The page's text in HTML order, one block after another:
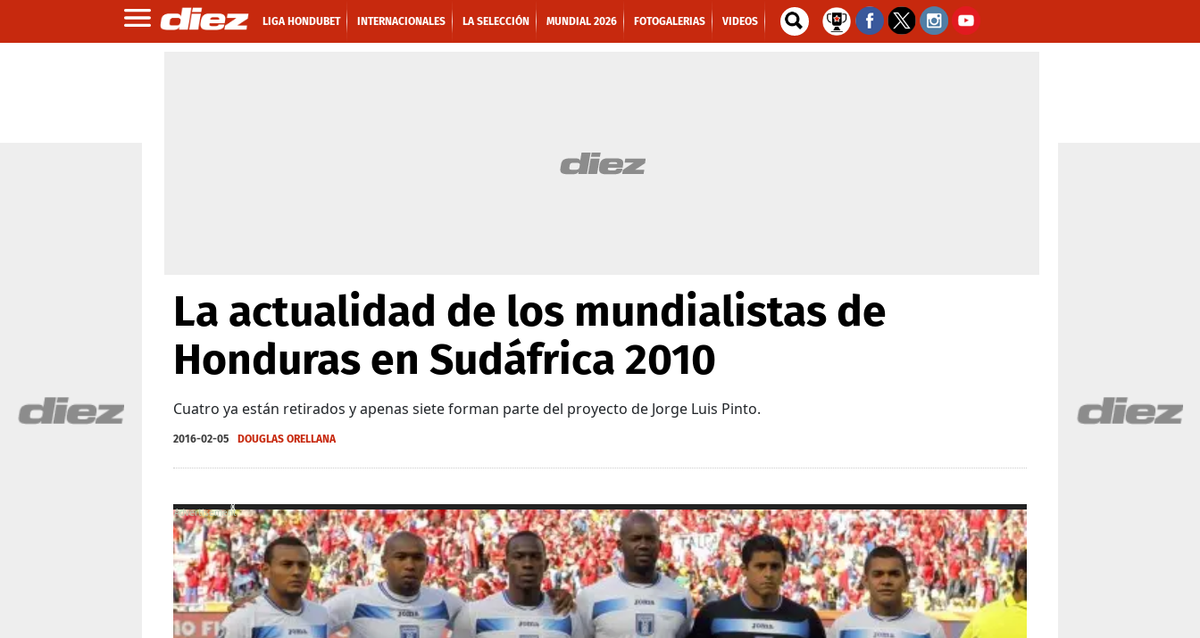
LIGA HONDUBET INTERNACIONALES LA SELECCIÓN MUNDIAL 2026 FOTOGALERIAS VIDEOS
La actualidad de los mundialistas de
Honduras en Sudáfrica 2010
Cuatro ya están retirados y apenas siete forman parte del proyecto de Jorge Luis Pinto.
2016-02-05 DOUGLAS ORELLANA
X